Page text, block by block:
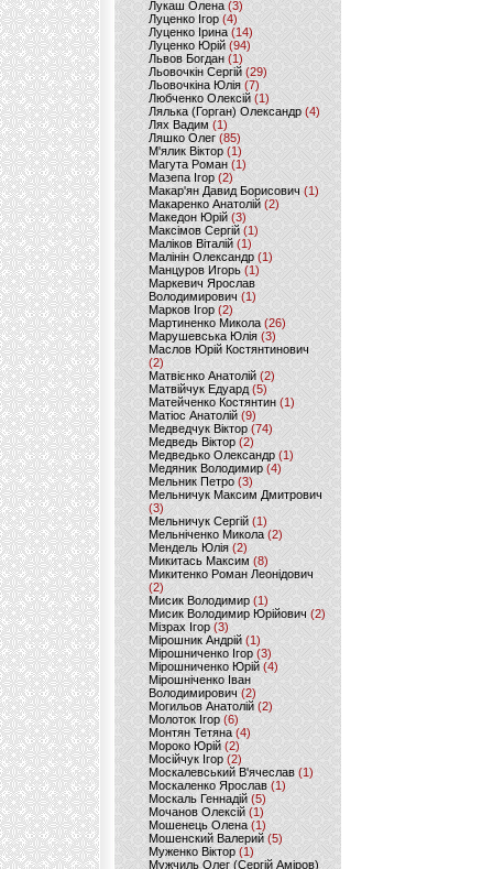
Лукаш Олена (3)
Луценко Ігор (4)
Луценко Ірина (14)
Луценко Юрій (94)
Львов Богдан (1)
Льовочкін Сергій (29)
Льовочкіна Юлія(7)
Любченко Олексій(1)
Лялька (Горган) Олександр(4)
Лях Вадим (1)
Ляшко Олег (85)
М'ялик Віктор(1)
Магута Роман(1)
Мазепа Ігор (2)
Макар'ян Давид Борисович(1)
Макаренко Анатолій (2)
Македон Юрій(3)
Максімов Сергій (1)
Маліков Віталій (1)
Малінін Олександр (1)
Манцуров Игорь (1)
Маркевич Ярослав
Володимирович (1)
Марков Ігор (2)
Мартиненко Микола (26)
Марушевська Юлія (3)
Маслов Юрій Костянтинович
(2)
Матвієнко Анатолій (2)
Матвійчук Едуард(5)
Матейченко Костянтин (1)
Матіос Анатолій (9)
Медведчук Віктор(74)
Медведь Віктор (2)
Медведько Олександр (1)
Медяник Володимир(4)
Мельник Петро (3)
Мельничук Максим Дмитрович
(3)
Мельничук Сергій (1)
Мельніченко Микола (2)
Мендель Юлія (2)
Микитась Максим (8)
Микитенко Роман Леонідович
(2)
Мисик Володимир (1)
Мисик Володимир Юрійович(2)
Мізрах Ігор(3)
Мірошник Андрій(1)
Мірошниченко Ігор (3)
Мірошниченко Юрій(4)
Мірошніченко Іван
Володимирович (2)
Могильов Анатолій (2)
Молоток Ігор (6)
Монтян Тетяна (4)
Мороко Юрій(2)
Мосійчук Ігор (2)
Москалевський В'ячеслав (1)
Москаленко Ярослав (1)
Москаль Геннадій (5)
Мочанов Олексій(1)
Мошенець Олена(1)
Мошенский Валерий (5)
Муженко Віктор (1)
Мужчиль Олег (Сергій Аміров)